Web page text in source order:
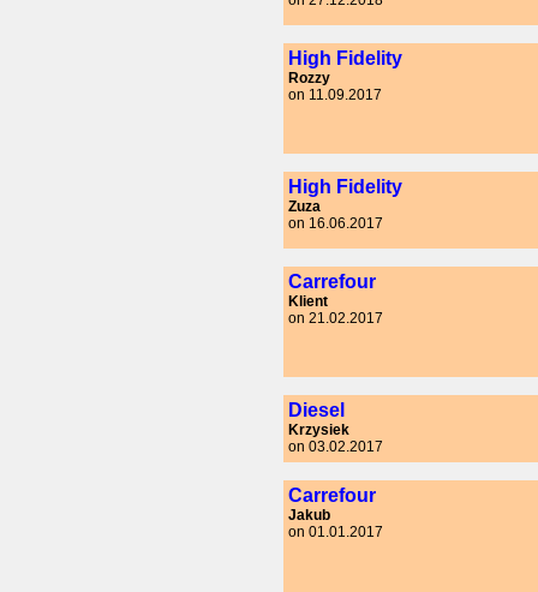
High Fidelity
Rozzy
on 11.09.2017
High Fidelity
Zuza
on 16.06.2017
Carrefour
Klient
on 21.02.2017
Diesel
Krzysiek
on 03.02.2017
Carrefour
Jakub
on 01.01.2017